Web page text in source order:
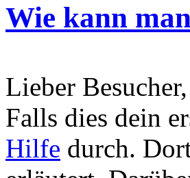
Wie kann
Lieber
Falls dies dein
Hilfe durch.